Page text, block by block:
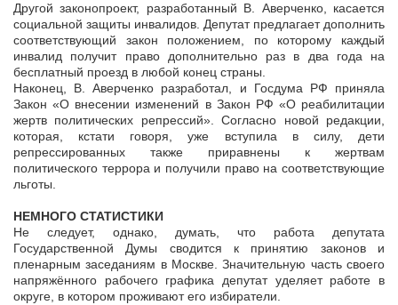
Другой законопроект, разработанный В. Аверченко, касается
социальной защиты инвалидов. Депутат предлагает дополнить
соответствующий закон положением, по которому каждый
инвалид получит право дополнительно раз в два года на
бесплатный проезд в любой конец страны.
Наконец, В. Аверченко разработал, и Госдума РФ приняла
Закон «О внесении изменений в Закон РФ «О реабилитации
жертв политических репрессий». Согласно новой редакции,
которая, кстати говоря, уже вступила в силу, дети
репрессированных также приравнены к жертвам
политического террора и получили право на соответствующие
льготы.
НЕМНОГО СТАТИСТИКИ
Не следует, однако, думать, что работа депутата
Государственной Думы сводится к принятию законов и
пленарным заседаниям в Москве. Значительную часть своего
напряжённого рабочего графика депутат уделяет работе в
округе, в котором проживают его избиратели.